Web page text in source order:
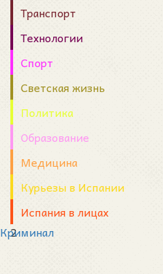
Транспорт
Технологии
Спорт
Светская жизнь
Политика
Образование
Медицина
Курьезы в Испании
Испания в лицах
Криминал
2